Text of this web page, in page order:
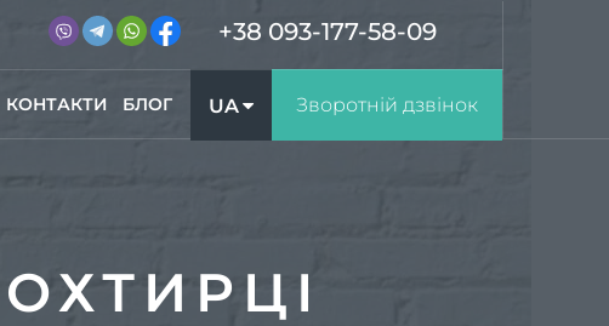
КОНТАКТИ БЛОГ UA Зворотній дзвінок
+38 093-177-58-09